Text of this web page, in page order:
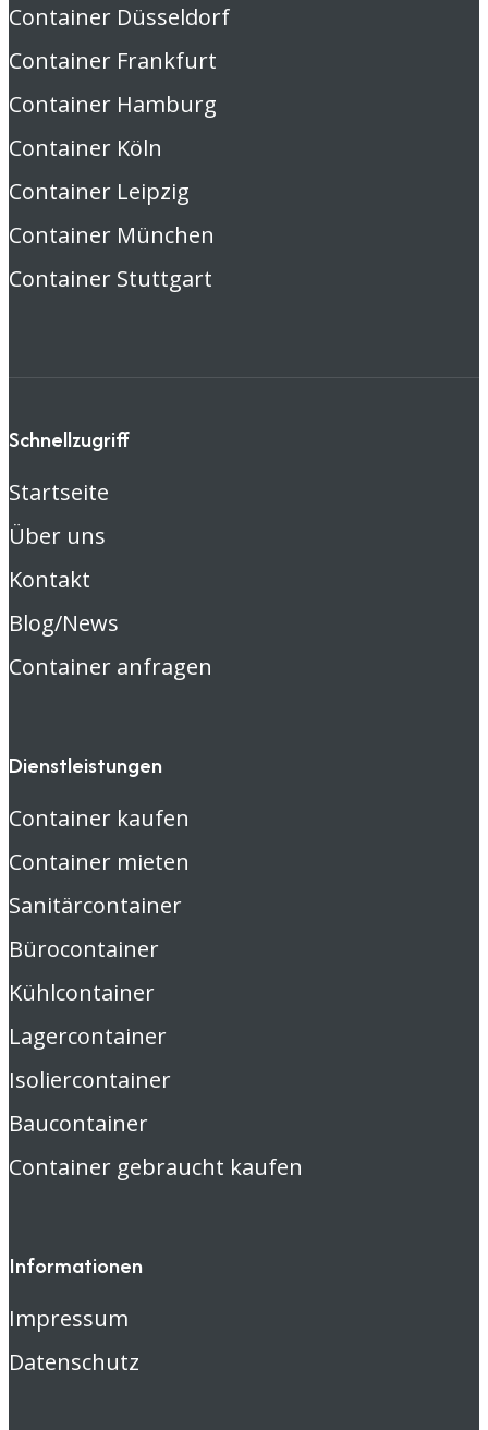
Container Düsseldorf
Container Frankfurt
Container Hamburg
Container Köln
Container Leipzig
Container München
Container Stuttgart
Schnellzugriff
Startseite
Über uns
Kontakt
Blog/News
Container anfragen
Dienstleistungen
Container kaufen
Container mieten
Sanitärcontainer
Bürocontainer
Kühlcontainer
Lagercontainer
Isoliercontainer
Baucontainer
Container gebraucht kaufen
Informationen
Impressum
Datenschutz